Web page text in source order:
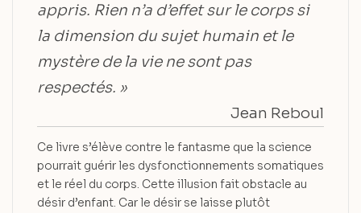
appris. Rien n’a d’effet sur le corps si
la dimension du sujet humain et le
mystère de la vie ne sont pas
respectés. »
Jean Reboul
Ce livre s’élève contre le fantasme que la science
pourrait guérir les dysfonctionnements somatiques
et le réel du corps. Cette illusion fait obstacle au
désir d’enfant. Car le désir se laisse plutôt